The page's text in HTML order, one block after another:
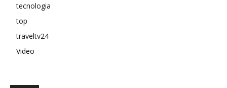
tecnologia
top
traveltv24
Video